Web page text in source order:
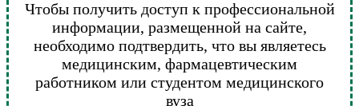
Чтобы получить доступ к профессиональной
информации, размещенной на сайте,
необходимо подтвердить, что вы являетесь
медицинским, фармацевтическим
работником или студентом медицинского
вуза